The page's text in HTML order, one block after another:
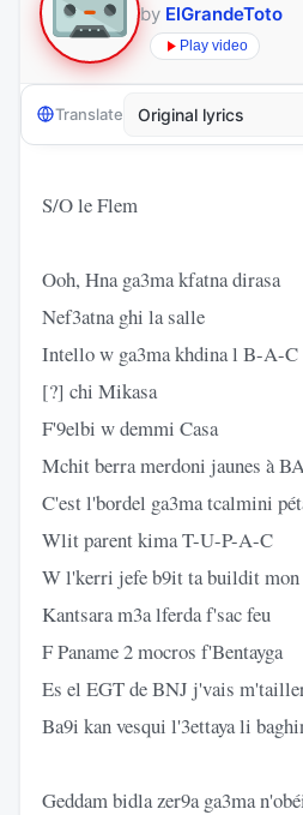
by ElGrandeToto
Play video
Translate
S/O le Flem
Ooh, Hna ga3ma kfatna dirasa
Nef3atna ghi la salle
Intello w ga3ma khdina l B-A-C
[?] chi Mikasa
F'9elbi w demmi Casa
Mchit berra merdoni jaunes à
C'est l'bordel ga3ma tcalmini
Wlit parent kima T-U-P-A-C
W l'kerri jefe b9it ta buildit mon
Kantsara m3a lferda f'sac feu
F Paname 2 mocros f'Bentayga
Es el EGT de BNJ j'vais
Ba9i kan vesqui l'3ettaya li
Geddam bidla zer9a ga3ma